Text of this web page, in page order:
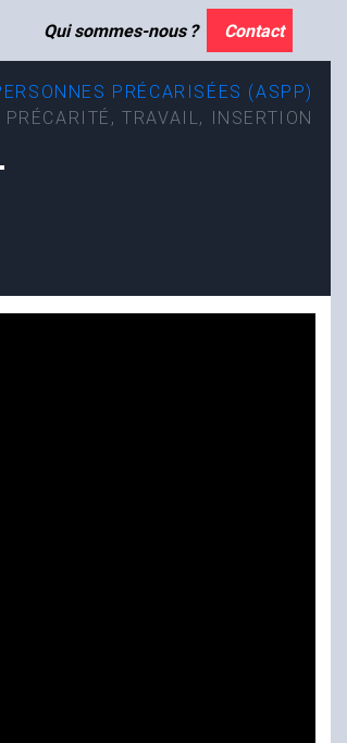
Qui sommes-nous ? Contact
PRÉCARISÉES (ASPP)
PRÉCARITÉ, TRAVAIL, INSERTION